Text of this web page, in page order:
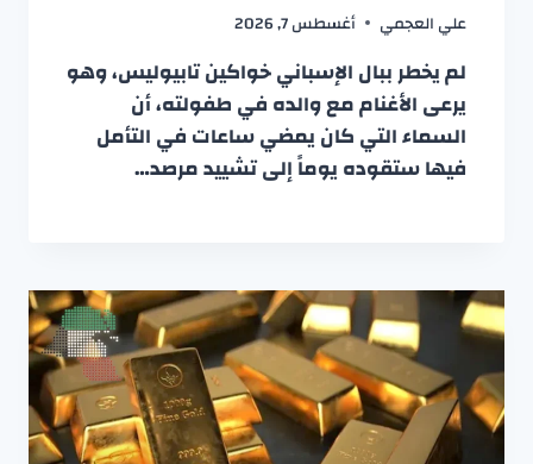
علي العجمي أغسطس 7, 2026
لم يخطر ببال الإسباني خواكين تابيوليس، وهو
يرعى الأغنام مع والده في طفولته، أن
السماء التي كان يمضي ساعات في التأمل
فيها ستقوده يوماً إلى تشييد مرصد…